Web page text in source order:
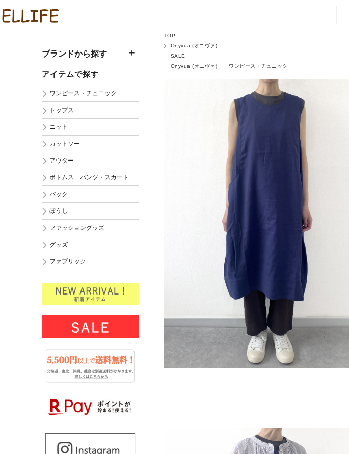
TOP
Onyvua (オニヴァ)
SALE
Onyvua (オニヴァ)
ワンピース・チュニック
ブランドから探す
アイテムで探す
ワンピース・チュニック
トップス
ニット
カットソー
アウター
ボトムス パンツ・スカート
バック
ぼうし
ファッショングッズ
グッズ
ファブリック